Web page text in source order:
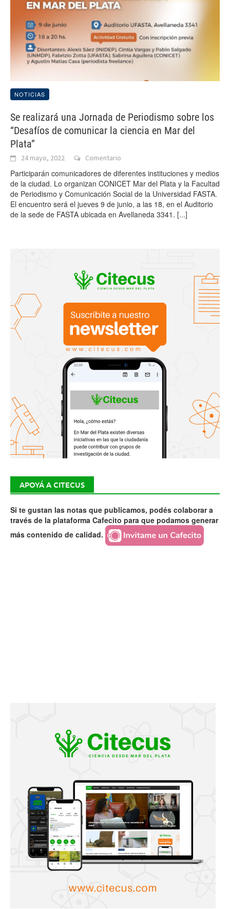
NOTICIAS
Se realizará una Jornada de Periodismo sobre los
“Desafíos de comunicar la ciencia en Mar del
Plata”
24 mayo, 2022 Comentario
Participarán comunicadores de diferentes instituciones y medios
de la ciudad. Lo organizan CONICET Mar del Plata y la Facultad
de Periodismo y Comunicación Social de la Universidad FASTA.
El encuentro será el jueves 9 de junio, a las 18, en el Auditorio
de la sede de FASTA ubicada en Avellaneda 3341. [...]
APOYÁ A CITECUS
Si te gustan las notas que publicamos, podés colaborar a
través de la plataforma Cafecito para que podamos generar
más contenido de calidad.